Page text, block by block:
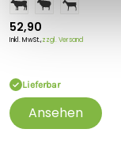
52,90
Inkl. MwSt.,zzgl. Versand
Lieferbar
Ansehen